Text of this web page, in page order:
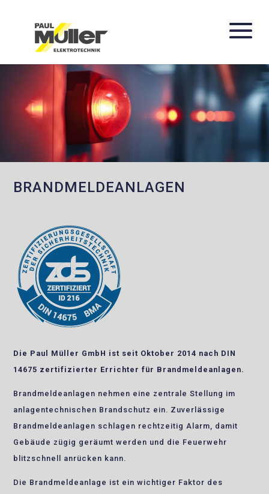
BRANDMELDEANLAGEN
Die Paul Müller GmbH ist seit Oktober 2014 nach DIN
14675 zertifizierter Errichter für Brandmeldeanlagen.
Brandmeldeanlagen nehmen eine zentrale Stellung im
anlagentechnischen Brandschutz ein. Zuverlässige
Brandmeldeanlagen schlagen rechtzeitig Alarm, damit
Gebäude zügig geräumt werden und die Feuerwehr
blitzschnell anrücken kann.
Die Brandmeldeanlage ist ein wichtiger Faktor des